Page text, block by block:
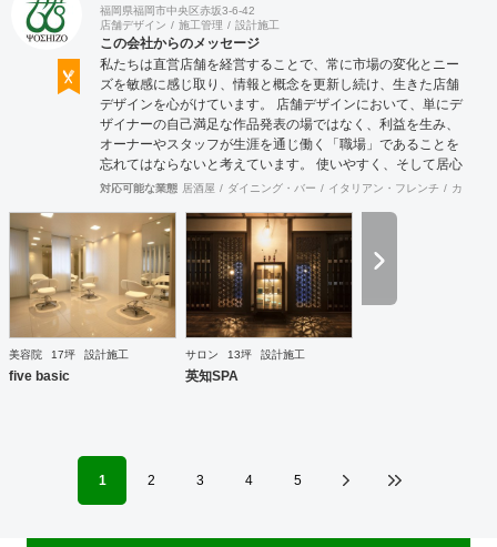
福岡県福岡市中央区赤坂3-6-42
店舗デザイン
施工管理 設計施工
この会社からのメッセージ
私たちは直営店舗を経営することで、常に市場の変化とニー
ズを敏感に感じ取り、情報と概念を更新し続け、生きた店舗
デザインを心がけています。 店舗デザインにおいて、単にデ
ザイナーの自己満足な作品発表の場ではなく、利益を生み、
オーナーやスタッフが生涯を通じ働く「職場」であることを
忘れてはならないと考えています。 使いやすく、そして居心
地がよく、時代の流れに左右されない強さを持った店舗デザ
業と開業コンサルティング事業をそなえており、テナント・
出店地選びや資金調達から実践に基づいたサポートが可能で
す。 まずはお気軽に、ご相談ください。
対応可能な業態 居酒屋 ダイニング・バー イタリアン・フレンチ カフェ
美容院 17坪 設計施工
five basic
サロン 13坪 設計施工
英知SPA
1 2 3 4 5